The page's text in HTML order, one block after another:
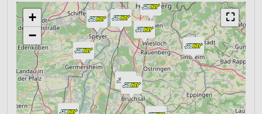
⛶
+
−